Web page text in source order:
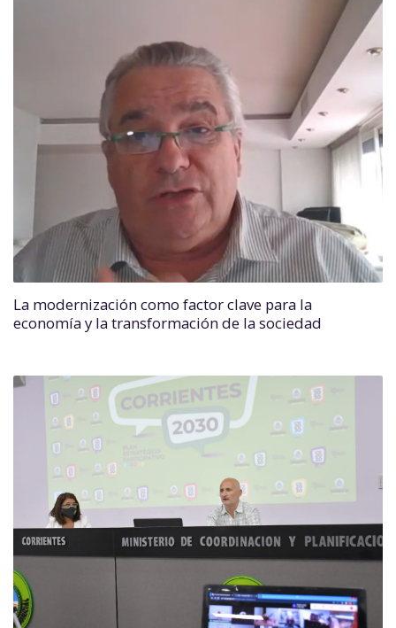
La modernización como factor clave para la
economía y la transformación de la sociedad